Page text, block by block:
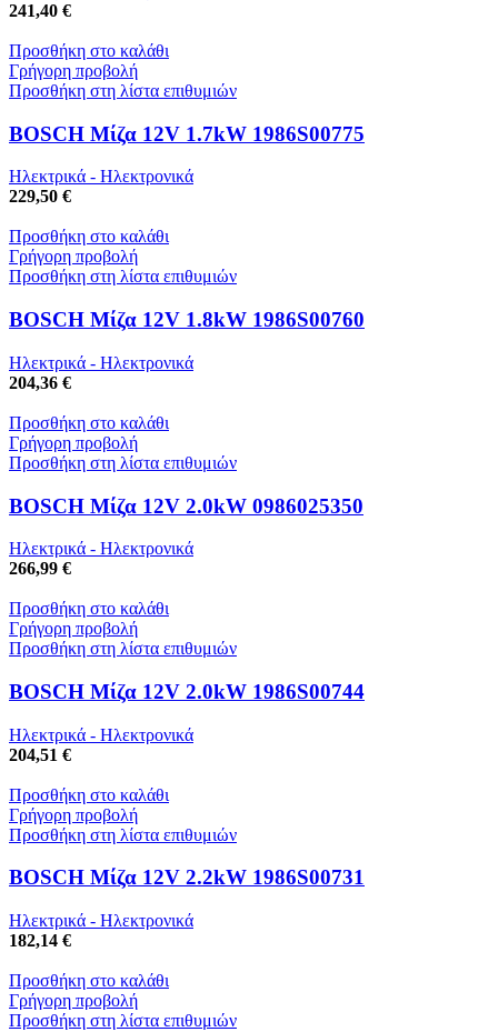
241,40 €
Προσθήκη στο καλάθι
Γρήγορη προβολή
Προσθήκη στη λίστα επιθυμιών
BOSCH Μίζα 12V 1.7kW 1986S00775
Ηλεκτρικά - Ηλεκτρονικά
229,50 €
Προσθήκη στο καλάθι
Γρήγορη προβολή
Προσθήκη στη λίστα επιθυμιών
BOSCH Μίζα 12V 1.8kW 1986S00760
Ηλεκτρικά - Ηλεκτρονικά
204,36 €
Προσθήκη στο καλάθι
Γρήγορη προβολή
Προσθήκη στη λίστα επιθυμιών
BOSCH Μίζα 12V 2.0kW 0986025350
Ηλεκτρικά - Ηλεκτρονικά
266,99 €
Προσθήκη στο καλάθι
Γρήγορη προβολή
Προσθήκη στη λίστα επιθυμιών
BOSCH Μίζα 12V 2.0kW 1986S00744
Ηλεκτρικά - Ηλεκτρονικά
204,51 €
Προσθήκη στο καλάθι
Γρήγορη προβολή
Προσθήκη στη λίστα επιθυμιών
BOSCH Μίζα 12V 2.2kW 1986S00731
Ηλεκτρικά - Ηλεκτρονικά
182,14 €
Προσθήκη στο καλάθι
Γρήγορη προβολή
Προσθήκη στη λίστα επιθυμιών